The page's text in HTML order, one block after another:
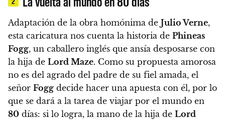
Adaptación de la obra homónima de Julio Verne,
esta caricatura nos cuenta la historia de Phineas
Fogg, un caballero inglés que ansía desposarse con
la hija de Lord Maze. Como su propuesta amorosa
no es del agrado del padre de su fiel amada, el
señor Fogg decide hacer una apuesta con él, por lo
que se dará a la tarea de viajar por el mundo en
80 días: si lo logra, la mano de la hija de Lord